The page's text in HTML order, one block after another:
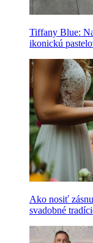
Tiffany Blue:
ikonickú
Ako nosiť
svadobné